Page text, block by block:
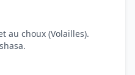
au choux (Volailles).